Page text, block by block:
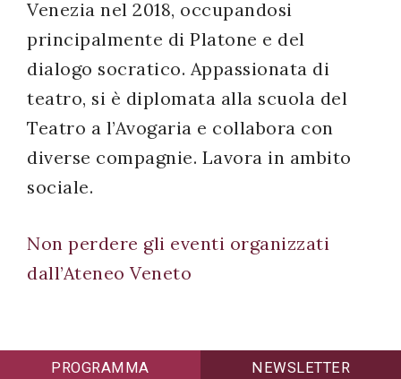
Venezia nel 2018, occupandosi
principalmente di Platone e del
dialogo socratico. Appassionata di
teatro, si è diplomata alla scuola del
Teatro a l’Avogaria e collabora con
diverse compagnie. Lavora in ambito
sociale.
Non perdere gli eventi organizzati
dall’Ateneo Veneto
PROGRAMMA NEWSLETTER